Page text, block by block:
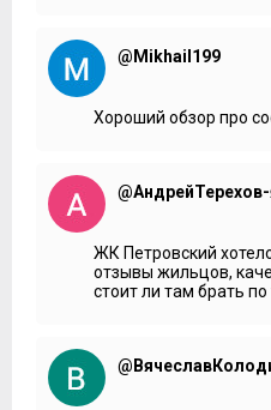
@Mikhail199
Хороший обзор про
ЖК Петровский
отзывы жильцов,
стоит ли там брать